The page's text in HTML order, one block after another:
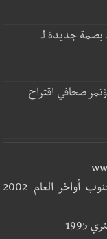
بصمة جديدة لـ
صحافي اقتراح
أول صحيفة اليكترونية صدرت في صيدا والجنوب أواخر العام 2002